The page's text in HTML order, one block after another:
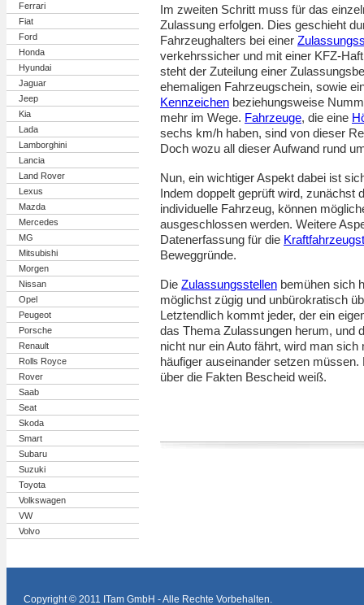
Ferrari
Fiat
Ford
Honda
Hyundai
Jaguar
Jeep
Kia
Lada
Lamborghini
Lancia
Land Rover
Lexus
Mazda
Mercedes
MG
Mitsubishi
Morgen
Nissan
Opel
Peugeot
Porsche
Renault
Rolls Royce
Rover
Saab
Seat
Skoda
Smart
Subaru
Suzuki
Toyota
Volkswagen
VW
Volvo
Im zweiten Schritt muss für das
Zulassung erfolgen. Dies geschieht
Fahrzeughalters bei einer
verkehrssicher und mit einer KFZ-
steht der Zuteilung einer
ehemaligen Fahrzeugschein, sowie
Kennzeichen beziehungsweise
mehr im Wege. Fahrzeuge, die eine
sechs km/h haben, sind von dieser
Doch wozu all dieser Aufwand rund
Nun, ein wichtiger Aspekt dabei ist
Indem doppelt geprüft wird, zunächst
individuelle Fahrzeug, können
ausgeschlossen werden. Weitere
Datenerfassung für die
Beweggründe.
Die Zulassungsstellen bemühen sich
möglichst zügig und unbürokratisch
Letztendlich kommt jeder, der ein
das Thema Zulassungen herum, und
nicht nur ein Auto fährt, wird man
häufiger auseinander setzen
über die Fakten Bescheid weiß.
Copyright © 2011 ITam GmbH - Alle Rechte Vorbehalten.